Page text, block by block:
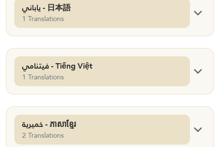
ياباني - 日本語
1 Translations
فيتنامي - Tiếng Việt
1 Translations
خميرية - ភាសាខ្មែរ
2 Translations